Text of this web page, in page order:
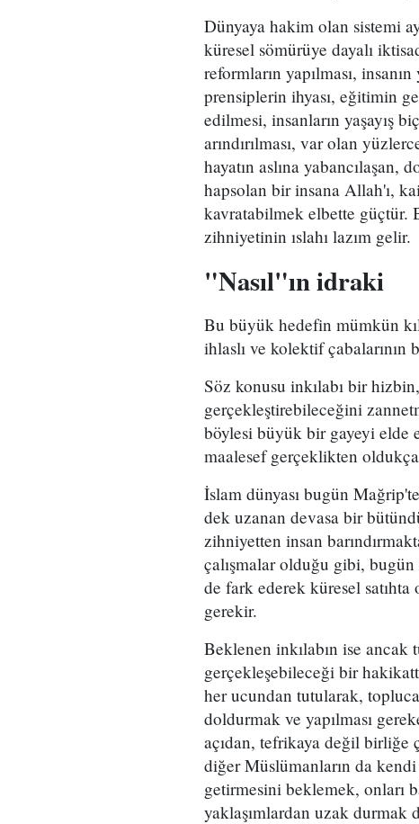
Dünyaya hakim olan sistemi
küresel sömürüye dayalı
reformların yapılması,
prensiplerin ihyası, eğitimin
edilmesi, insanların yaşayış
arındırılması, var olan
hayatın aslına
hapsolan bir insana Allah'ı,
kavratabilmek elbette güçtür.
zihniyetinin ıslahı lazım gelir.
"Nasıl"ın idraki
Bu büyük hedefin mümkün
ihlaslı ve kolektif
Söz konusu inkılabı bir
gerçekleştirebileceğini
böylesi büyük bir gayeyi elde
maalesef gerçeklikten
İslam dünyası bugün
dek uzanan devasa bir
zihniyetten insan
çalışmalar olduğu gibi,
de fark ederek küresel satıhta
gerekir.
Beklenen inkılabın ise
gerçekleşebileceği bir
her ucundan tutularak,
doldurmak ve yapılması
açıdan, tefrikaya değil birliğe
diğer Müslümanların da
getirmesini beklemek, onları
yaklaşımlardan uzak durmak